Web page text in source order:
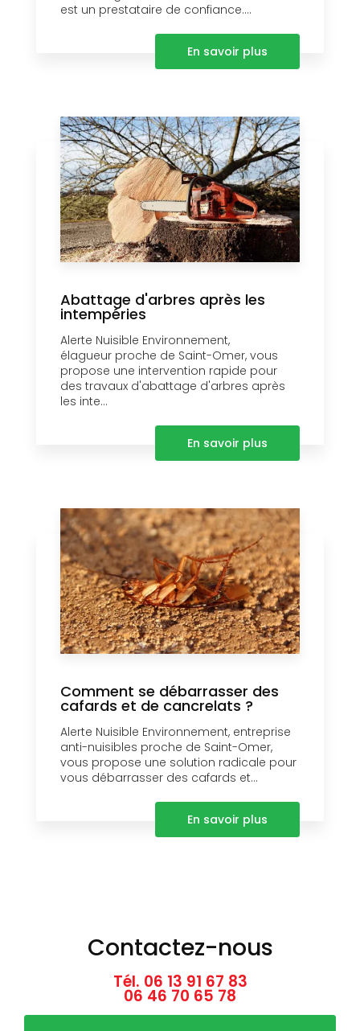
est un prestataire de confiance....
En savoir plus
Abattage d'arbres après les
intempéries
Alerte Nuisible Environnement,
élagueur proche de Saint-Omer, vous
propose une intervention rapide pour
des travaux d'abattage d'arbres après
les inte...
En savoir plus
Comment se débarrasser des
cafards et de cancrelats ?
Alerte Nuisible Environnement, entreprise
anti-nuisibles proche de Saint-Omer,
vous propose une solution radicale pour
vous débarrasser des cafards et...
En savoir plus
Contactez-nous
Tél. 06 13 91 67 83
06 46 70 65 78